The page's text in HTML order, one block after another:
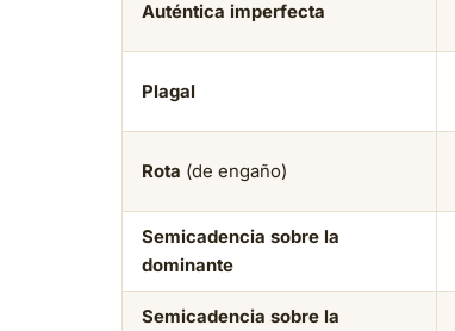
Auténtica imperfecta
Plagal
Rota (de engaño)
Semicadencia sobre la
dominante
Semicadencia sobre la